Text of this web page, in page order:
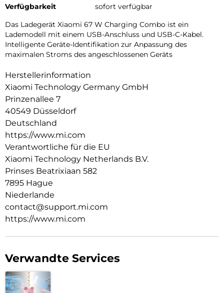
Verfügbarkeit
sofort verfügbar
Das Ladegerät Xiaomi 67 W Charging Combo ist ein
Lademodell mit einem USB-Anschluss und USB-C-Kabel.
Intelligente Geräte-Identifikation zur Anpassung des
maximalen Stroms des angeschlossenen Geräts
Herstellerinformation
Xiaomi Technology Germany GmbH
Prinzenallee 7
40549 Düsseldorf
Deutschland
https://www.mi.com
Verantwortliche für die EU
Xiaomi Technology Netherlands B.V.
Prinses Beatrixiaan 582
7895 Hague
Niederlande
contact@support.mi.com
https://www.mi.com
Verwandte Services